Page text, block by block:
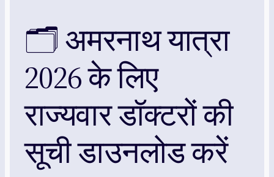
🗂️ अमरनाथ यात्रा
2026 के लिए
राज्यवार डॉक्टरों की
सूची डाउनलोड करें